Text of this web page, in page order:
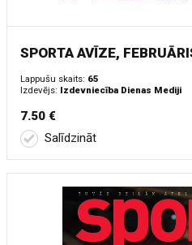
SPORTA AVĪZE,
Lappušu skaits: 65
Izdevējs: Izdevniecība Dienas Mediji
7.50 €
Salīdzināt